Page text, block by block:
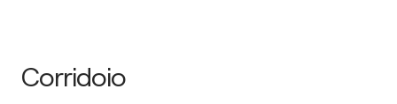
Corridoio